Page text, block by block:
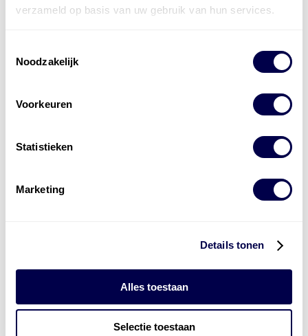
verzameld op basis van uw gebruik van hun services.
Noodzakelijk
Voorkeuren
Statistieken
Marketing
Details tonen
Alles toestaan
Selectie toestaan